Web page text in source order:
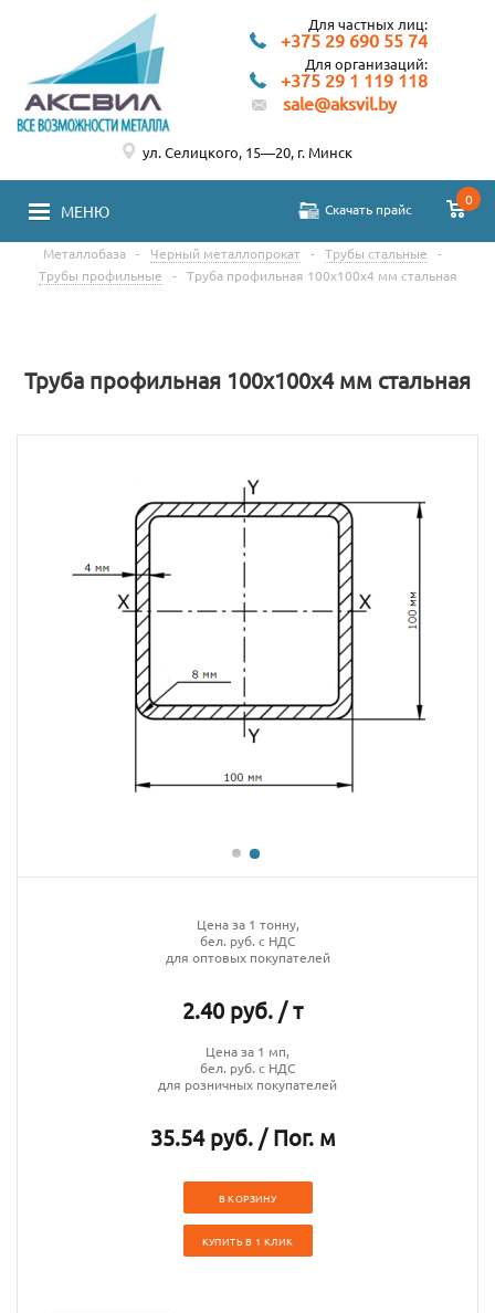
Для частных лиц:
+375 29 690 55 74
Для организаций:
+375 29 1 119 118
sale@aksvil.by
МЕНЮ Скачать прайс
0
ул. Селицкого, 15—20, г. Минск
Металлобаза - Черный металлопрокат - Трубы стальные
-
Трубы профильные
- Труба профильная 100х100х4 мм стальная
Труба профильная 100х100х4 мм стальная
Цена за 1 тонну,
бел. руб. с НДС
для оптовых покупателей
2.40 руб. / т
Цена за 1 мп,
бел. руб. с НДС
для розничных покупателей
35.54 руб. / Пог. м
В КОРЗИНУ
КУПИТЬ В 1 КЛИК